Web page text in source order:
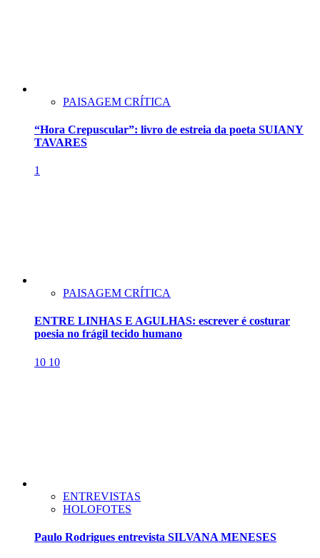
PAISAGEM CRÍTICA
“Hora Crepuscular”: livro de estreia da poeta SUIANY
TAVARES
1
PAISAGEM CRÍTICA
ENTRE LINHAS E AGULHAS: escrever é costurar
poesia no frágil tecido humano
10 10
ENTREVISTAS
HOLOFOTES
Paulo Rodrigues entrevista SILVANA MENESES